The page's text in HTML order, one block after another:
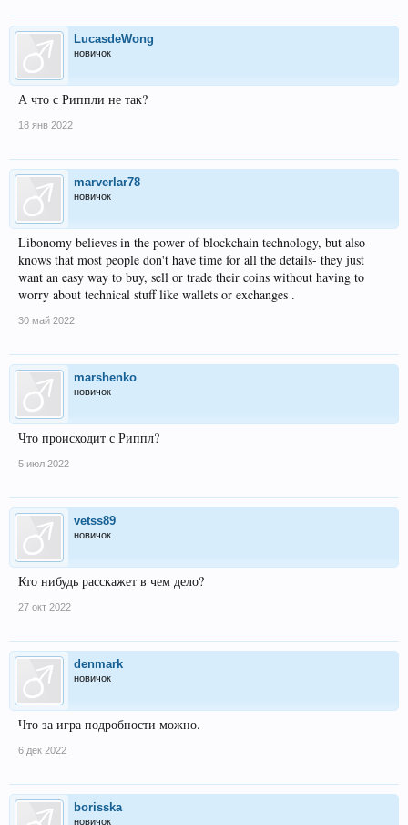
LucasdeWong
новичок
А что с Риппли не так?
18 янв 2022
marverlar78
новичок
Libonomy believes in the power of blockchain technology, but also
knows that most people don't have time for all the details- they just
want an easy way to buy, sell or trade their coins without having to
worry about technical stuff like wallets or exchanges .
30 май 2022
marshenko
новичок
Что происходит с Риппл?
5 июл 2022
vetss89
новичок
Кто нибудь расскажет в чем дело?
27 окт 2022
denmark
новичок
Что за игра подробности можно.
6 дек 2022
borisska
новичок